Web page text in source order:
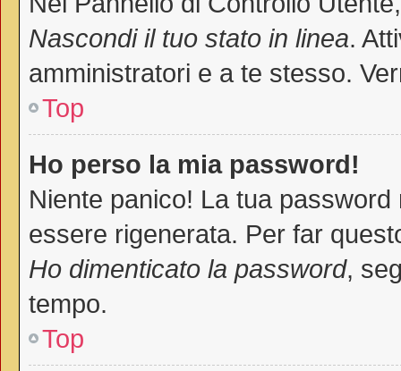
Nascondi il tuo stato in linea.
amministratori e a te stesso.
Top
Ho perso la mia password!
Niente panico! La tua
essere rigenerata. Per far
Ho dimenticato la password,
tempo.
Top